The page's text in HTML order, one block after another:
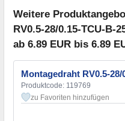
Weitere
RV0.5-28/0.15-TCU-B-
ab 6.89 EUR bis 6.89
Montagedraht RV0.5-
Produktcode: 119769
zu Favoriten hinzufügen